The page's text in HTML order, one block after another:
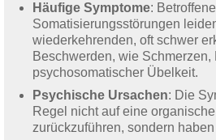
Häufige Symptome:
Somatisierungsstörungen
wiederkehrenden, oft schwer
Beschwerden, wie Schmerzen,
psychosomatischer Übelkeit.
Psychische Ursachen: Die
Regel nicht auf eine
zurückzuführen, sondern